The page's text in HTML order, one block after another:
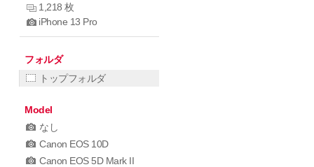
1,218 枚
iPhone 13 Pro
フォルダ
トップフォルダ
Model
なし
Canon EOS 10D
Canon EOS 5D Mark II